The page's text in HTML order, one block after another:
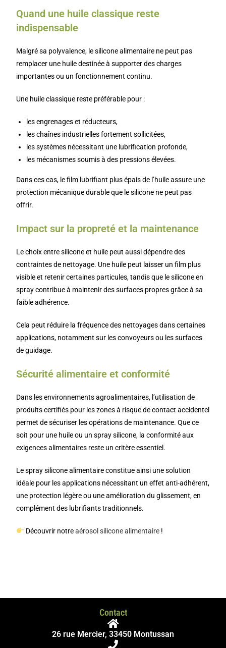
Quand une huile classique reste
indispensable
Malgré sa polyvalence, le silicone alimentaire ne peut pas
remplacer une huile destinée à supporter des charges
importantes ou un fonctionnement continu.
Une huile classique reste préférable pour :
les engrenages et réducteurs,
les chaînes industrielles fortement sollicitées,
les systèmes nécessitant une lubrification profonde,
les mécanismes soumis à des pressions élevées.
Dans ces cas, le film lubrifiant plus épais de l’huile assure une
protection mécanique durable que le silicone ne peut pas
offrir.
Impact sur la propreté et la maintenance
Le choix entre silicone et huile peut aussi dépendre des
contraintes de nettoyage. Une huile peut laisser un film plus
visible et retenir certaines particules, tandis que le silicone en
spray contribue à maintenir des surfaces propres grâce à sa
faible adhérence.
Cela peut réduire la fréquence des nettoyages dans certaines
applications, notamment sur les convoyeurs ou les surfaces
de guidage.
Sécurité alimentaire et conformité
Dans les environnements agroalimentaires, l’utilisation de
produits certifiés pour les zones à risque de contact accidentel
permet de sécuriser les opérations de maintenance. Que ce
soit pour une huile ou un spray silicone, la conformité aux
exigences alimentaires reste un critère essentiel.
Le spray silicone alimentaire constitue ainsi une solution
idéale pour les applications nécessitant un effet anti-adhérent,
une protection légère ou une amélioration du glissement, en
complément des lubrifiants traditionnels.
Découvrir notreaérosol silicone alimentaire !
Contact
26 rue Mercier, 33450 Montussan